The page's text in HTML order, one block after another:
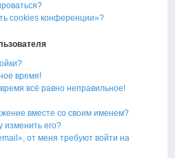
cookies конференции»?
время!
всё равно неправильное!
вместе со своим именем?
изменить его?
от меня требуют войти на